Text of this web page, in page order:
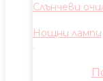
Слънчеви
Нощни лампи